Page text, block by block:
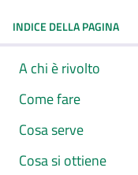
INDICE DELLA PAGINA
A chi è rivolto
Come fare
Cosa serve
Cosa si ottiene